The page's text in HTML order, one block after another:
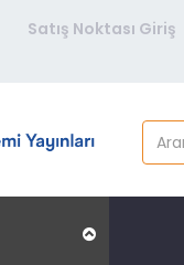
Satış Noktası Giriş